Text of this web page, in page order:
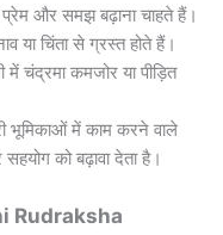
प्रेम और समझ बढ़ाना चाहते हैं।
या चिंता से ग्रस्त होते हैं।
में चंद्रमा कमजोर या पीड़ित
भूमिकाओं में काम करने वाले
को बढ़ावा देता है।
Rudraksha